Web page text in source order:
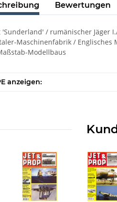
Bewertungen
'Sunderland' / rumänischer Jäger
Maschinenfabrik /
Modellbaus
anzeigen: